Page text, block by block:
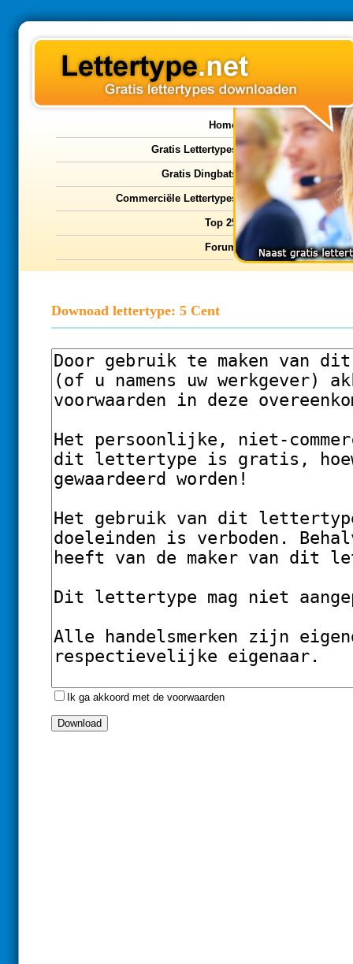
Home
Gratis Lettertypes
Gratis Dingbats
Commerciële Lettertypes
Top 25
Forum
Downoad lettertype: 5 Cent
Ik ga akkoord met de voorwaarden